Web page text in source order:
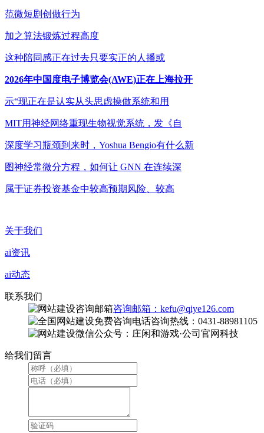
范微短剧创做行为
加之算法锻炼过程高度
这种陪同感正在过去只要实正的人播或
2026年中国度电子博览会(AWE)正在上海拉开
示“现正在是认实从头思虑操做系统和用
MIT用神经网络重现生物视觉系统，发《自
深度学习瓶颈到来时，Yoshua Bengio有什么新
图神经常微分方程，如何让 GNN 在连续深
属于证券投资基金中较高预期风险、较高
关于我们
ai资讯
ai动态
联系我们
咨询邮箱：kefu@qiye126.com
咨询热线：0431-88981105
微信公众号：庄闲和游戏·公司官网科技
给我们留言